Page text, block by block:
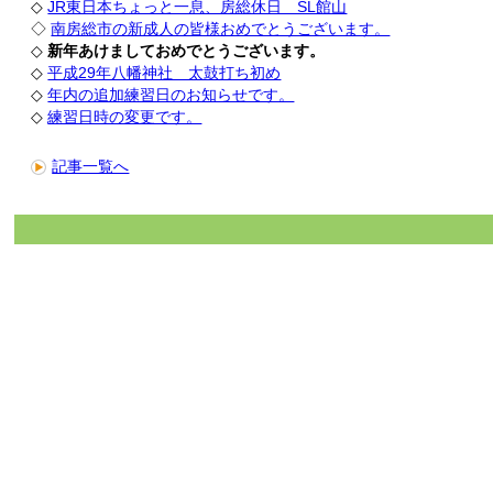
◇JR東日本ちょっと一息、房総休日 SL館山
◇南房総市の新成人の皆様おめでとうございます。
◇ 新年あけましておめでとうございます。
◇平成29年八幡神社 太鼓打ち初め
◇年内の追加練習日のお知らせです。
◇練習日時の変更です。
記事一覧へ